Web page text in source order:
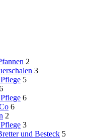
2
3
5
6
6
2
3
und Besteck 5